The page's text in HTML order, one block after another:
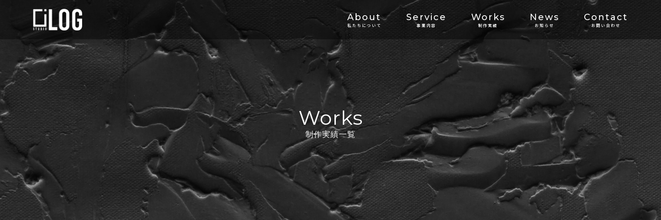
About
私たちについて
Service
事業内容
Works
制作実績
News
お知らせ
Contact
お問い合わせ
Works
制作実績一覧